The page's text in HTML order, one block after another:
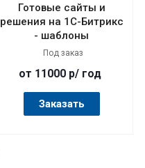
Готовые сайты и
решения на 1С-Битрикс
- шаблоны
Под заказ
от 11000 р/ год
Заказать